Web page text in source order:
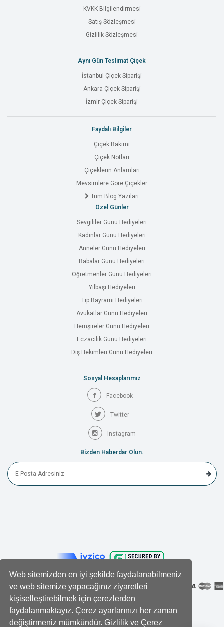
Web sitemizden en iyi şekilde faydalanabilmeniz
ve web sitemize yapacağınız ziyaretleri
kişiselleştirebilmek için çerezlerden
faydalanmaktayız. Çerez ayarlarınızı her zaman
değiştirmeniz mümkündür. Gizlilik ve Çerez
KVKK Bilgilendirmesi
Satış Sözleşmesi
Gizlilik Sözleşmesi
Aynı Gün Teslimat Çiçek
İstanbul Çiçek Siparişi
Ankara Çiçek Siparişi
İzmir Çiçek Siparişi
Faydalı Bilgiler
Çiçek Bakımı
Çiçek Notları
Çiçeklerin Anlamları
Mevsimlere Göre Çiçekler
Tüm Blog Yazıları
Özel Günler
Sevgililer Günü Hediyeleri
Kadınlar Günü Hediyeleri
Anneler Günü Hediyeleri
Babalar Günü Hediyeleri
Öğretmenler Günü Hediyeleri
Yılbaşı Hediyeleri
Tıp Bayramı Hediyeleri
Avukatlar Günü Hediyeleri
Hemşireler Günü Hediyeleri
Eczacılık Günü Hediyeleri
Diş Hekimleri Günü Hediyeleri
Sosyal Hesaplarımız
Facebook
Twitter
Instagram
Bizden Haberdar Olun.